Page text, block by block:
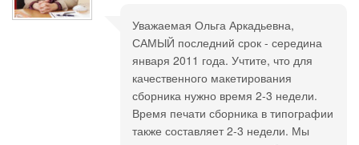
Уважаемая Ольга Аркадьевна,
САМЫЙ последний срок - середина
января 2011 года. Учтите, что для
качественного макетирования
сборника нужно время 2-3 недели.
Время печати сборника в типографии
также составляет 2-3 недели. Мы